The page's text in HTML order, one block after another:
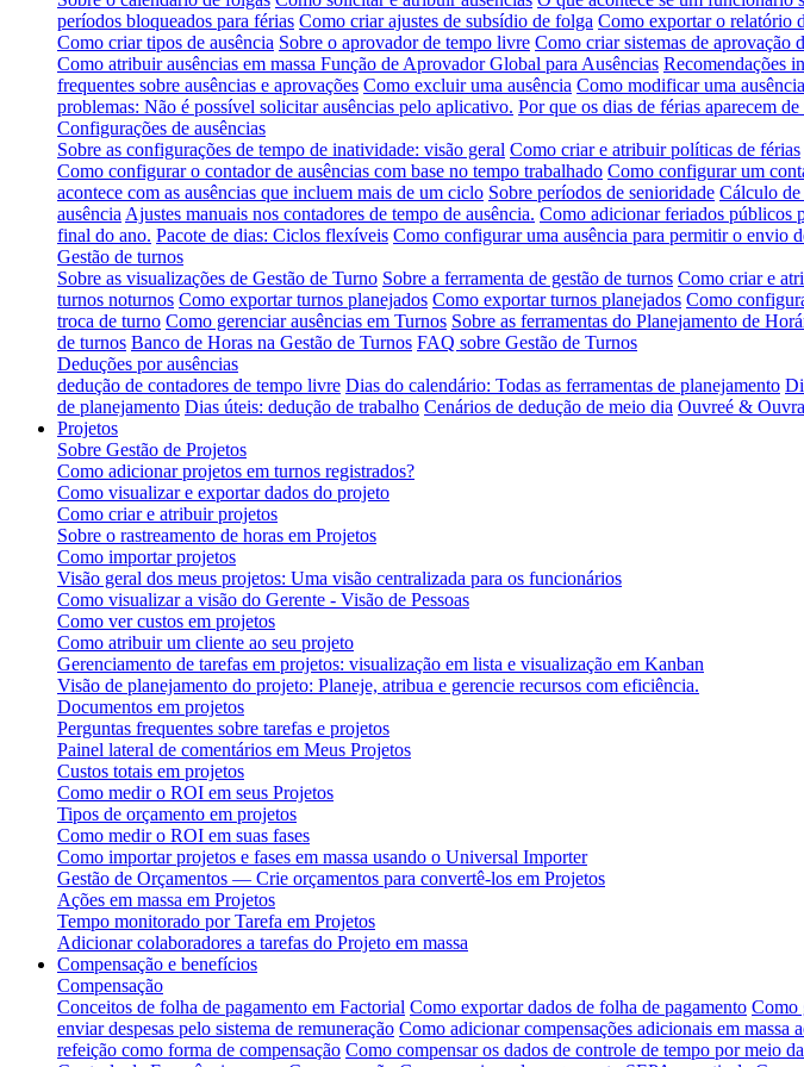
períodos bloqueados para férias Como criar ajustes de subsídio de folga Como exportar o relatório
Como criar tipos de ausência Sobre o aprovador de tempo livre Como criar sistemas de aprovação
Como atribuir ausências em massa Função de Aprovador Global para Ausências Recomendações
frequentes sobre ausências e aprovações Como excluir uma ausência Como modificar uma ausência
problemas: Não é possível solicitar ausências pelo aplicativo. Por que os dias de férias aparecem
Configurações de ausências
Sobre as configurações de tempo de inatividade: visão geral Como criar e atribuir políticas de férias
Como configurar o contador de ausências com base no tempo trabalhado Como configurar um
acontece com as ausências que incluem mais de um ciclo Sobre períodos de senioridade Cálculo
ausência Ajustes manuais nos contadores de tempo de ausência. Como adicionar feriados públicos
final do ano. Pacote de dias: Ciclos flexíveis Como configurar uma ausência para permitir o envio
Gestão de turnos
Sobre as visualizações de Gestão de Turno Sobre a ferramenta de gestão de turnos Como criar e
turnos noturnos Como exportar turnos planejados Como exportar turnos planejados Como
troca de turno Como gerenciar ausências em Turnos Sobre as ferramentas do Planejamento de
de turnos Banco de Horas na Gestão de Turnos FAQ sobre Gestão de Turnos
Deduções por ausências
dedução de contadores de tempo livre Dias do calendário: Todas as ferramentas de planejamento
de planejamento Dias úteis: dedução de trabalho Cenários de dedução de meio dia Ouvreé &
Projetos
Sobre Gestão de Projetos
Como adicionar projetos em turnos registrados?
Como visualizar e exportar dados do projeto
Como criar e atribuir projetos
Sobre o rastreamento de horas em Projetos
Como importar projetos
Visão geral dos meus projetos: Uma visão centralizada para os funcionários
Como visualizar a visão do Gerente - Visão de Pessoas
Como ver custos em projetos
Como atribuir um cliente ao seu projeto
Gerenciamento de tarefas em projetos: visualização em lista e visualização em Kanban
Visão de planejamento do projeto: Planeje, atribua e gerencie recursos com eficiência.
Documentos em projetos
Perguntas frequentes sobre tarefas e projetos
Painel lateral de comentários em Meus Projetos
Custos totais em projetos
Como medir o ROI em seus Projetos
Tipos de orçamento em projetos
Como medir o ROI em suas fases
Como importar projetos e fases em massa usando o Universal Importer
Gestão de Orçamentos — Crie orçamentos para convertê-los em Projetos
Ações em massa em Projetos
Tempo monitorado por Tarefa em Projetos
Adicionar colaboradores a tarefas do Projeto em massa
Compensação e benefícios
Compensação
Conceitos de folha de pagamento em Factorial Como exportar dados de folha de pagamento Como
enviar despesas pelo sistema de remuneração Como adicionar compensações adicionais em massa
refeição como forma de compensação Como compensar os dados de controle de tempo por meio